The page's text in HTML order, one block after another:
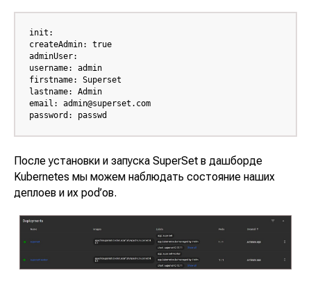
init:
createAdmin: true
adminUser:
username: admin
firstname: Superset
lastname: Admin
email: admin@superset.com
password: passwd
После установки и запуска SuperSet в дашборде
Kubernetes мы можем наблюдать состояние наших
деплоев и их pod’ов.
Адрес: Санкт-Петербург, улица Есенина, 1
корп.1, помещение 152Н
Режим работы: Ежедневно с 08:00 до 22:00